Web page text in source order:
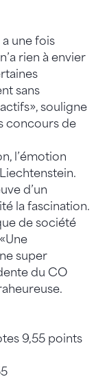
a une fois
rien à envier
sans
souligne
concours de
l’émotion
d’un
la fascination.
de société
super
du CO
9,55 points